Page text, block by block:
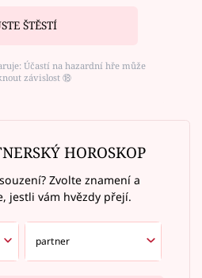
ŠTĚSTÍ
Účastí na hazardní hře může
závislost ⑱
HOROSKOP
Zvolte znamení a
jestli vám hvězdy přejí.